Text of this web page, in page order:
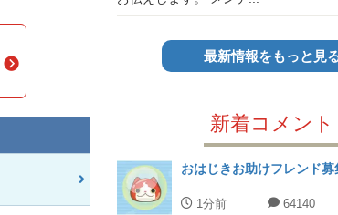
最新情報をもっと見
新着コメント
おはじきお助けフレンド募
1分前 64140